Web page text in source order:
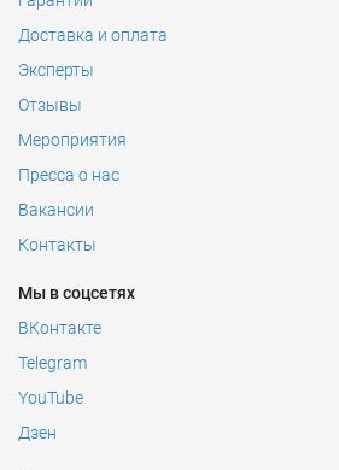
Доставка и оплата
Эксперты
Отзывы
Мероприятия
Пресса о нас
Вакансии
Контакты
Мы в соцсетях
ВКонтакте
Telegram
YouTube
Дзен